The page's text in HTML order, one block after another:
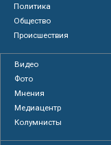
Политика
Общество
Происшествия
Видео
Фото
Мнения
Медиацентр
Колумнисты